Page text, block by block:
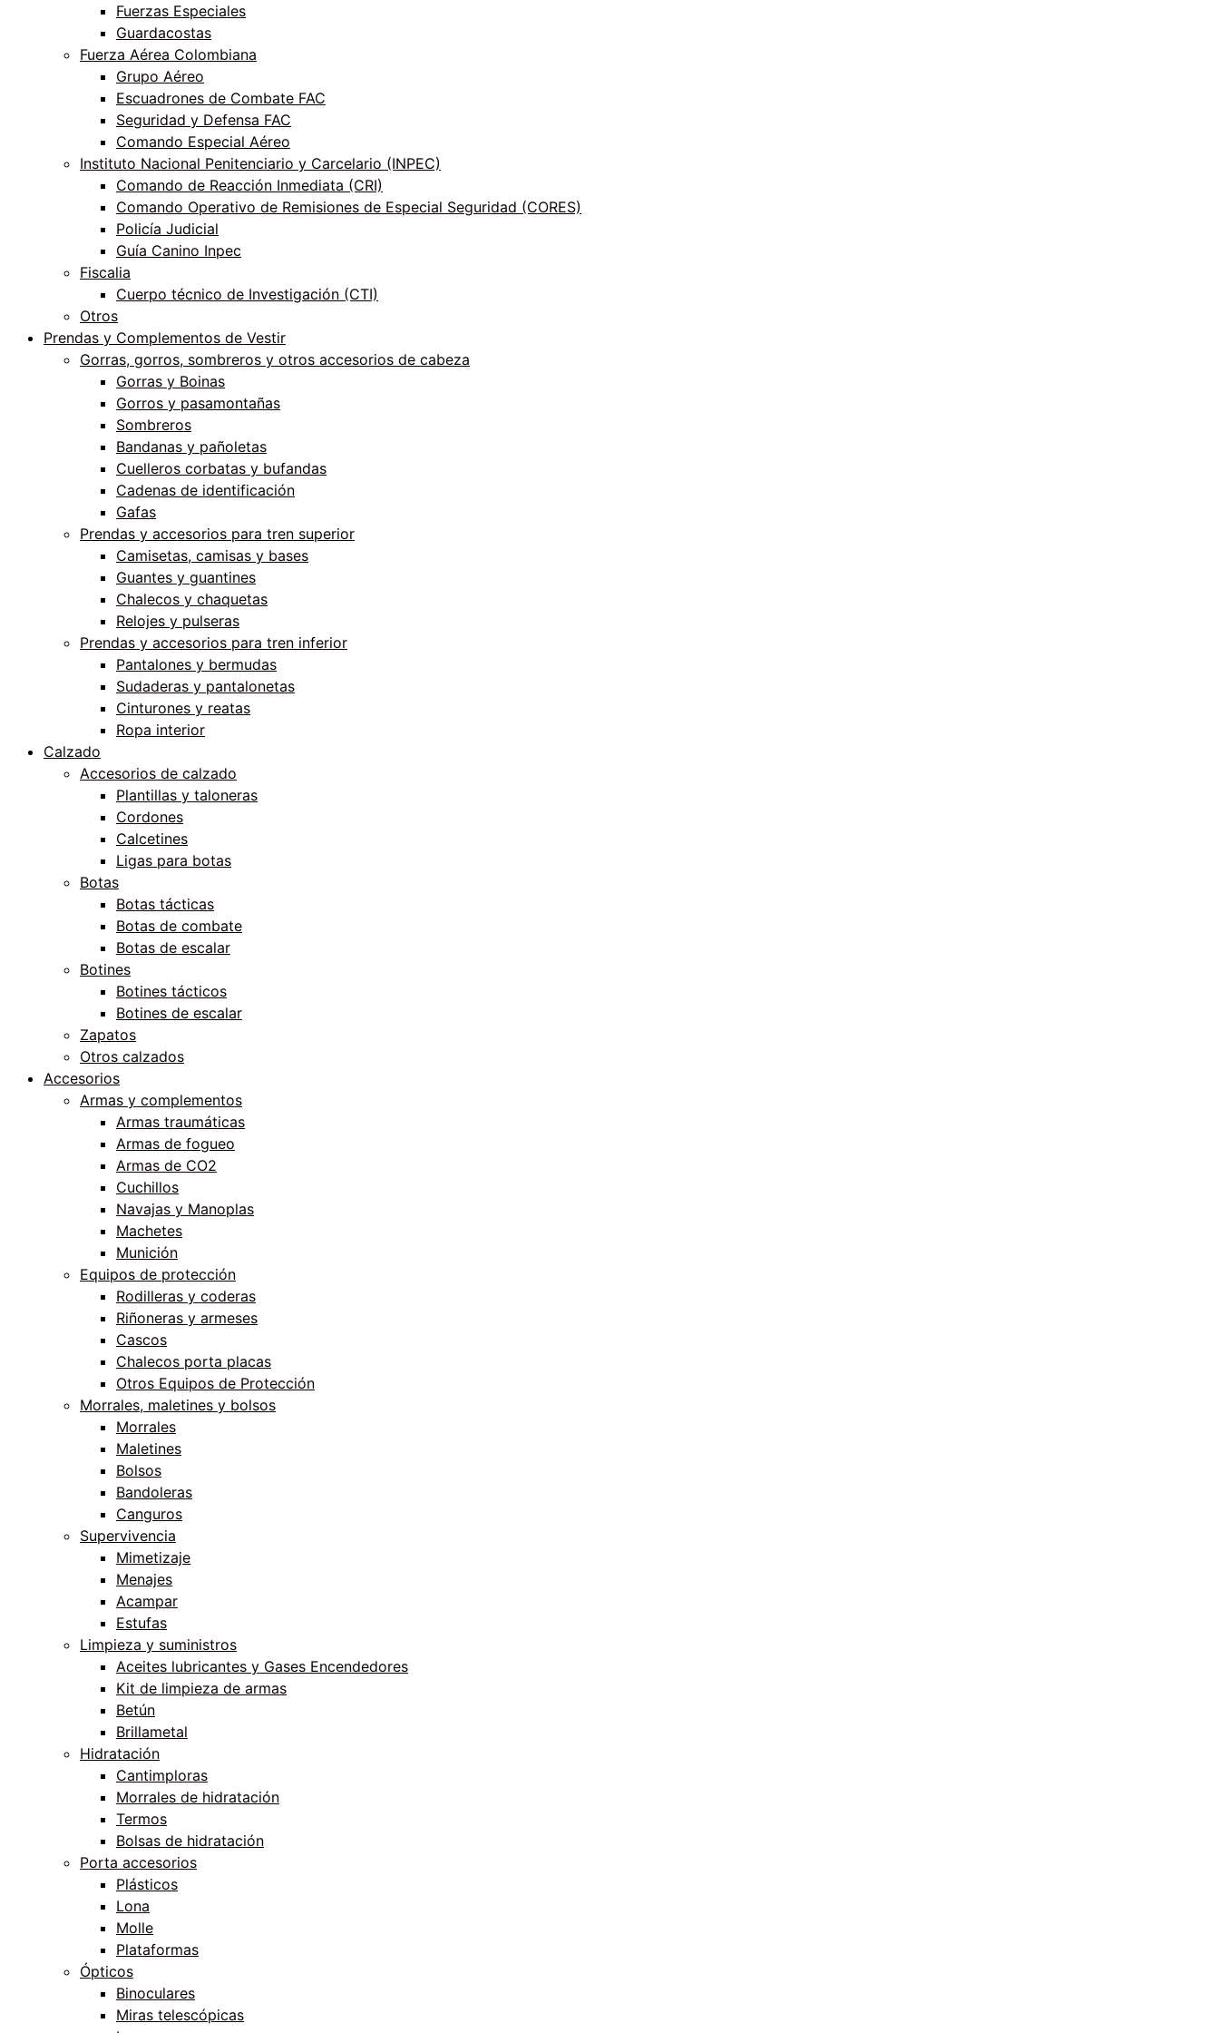
Fuerzas Especiales
Guardacostas
Fuerza Aérea Colombiana
Grupo Aéreo
Escuadrones de Combate FAC
Seguridad y Defensa FAC
Comando Especial Aéreo
Instituto Nacional Penitenciario y Carcelario (INPEC)
Comando de Reacción Inmediata (CRI)
Comando Operativo de Remisiones de Especial Seguridad (CORES)
Policía Judicial
Guía Canino Inpec
Fiscalia
Cuerpo técnico de Investigación (CTI)
Otros
Prendas y Complementos de Vestir
Gorras, gorros, sombreros y otros accesorios de cabeza
Gorras y Boinas
Gorros y pasamontañas
Sombreros
Bandanas y pañoletas
Cuelleros corbatas y bufandas
Cadenas de identificación
Gafas
Prendas y accesorios para tren superior
Camisetas, camisas y bases
Guantes y guantines
Chalecos y chaquetas
Relojes y pulseras
Prendas y accesorios para tren inferior
Pantalones y bermudas
Sudaderas y pantalonetas
Cinturones y reatas
Ropa interior
Calzado
Accesorios de calzado
Plantillas y taloneras
Cordones
Calcetines
Ligas para botas
Botas
Botas tácticas
Botas de combate
Botas de escalar
Botines
Botines tácticos
Botines de escalar
Zapatos
Otros calzados
Accesorios
Armas y complementos
Armas traumáticas
Armas de fogueo
Armas de CO2
Cuchillos
Navajas y Manoplas
Machetes
Munición
Equipos de protección
Rodilleras y coderas
Riñoneras y armeses
Cascos
Chalecos porta placas
Otros Equipos de Protección
Morrales, maletines y bolsos
Morrales
Maletines
Bolsos
Bandoleras
Canguros
Supervivencia
Mimetizaje
Menajes
Acampar
Estufas
Limpieza y suministros
Aceites lubricantes y Gases Encendedores
Kit de limpieza de armas
Betún
Brillametal
Hidratación
Cantimploras
Morrales de hidratación
Termos
Bolsas de hidratación
Porta accesorios
Plásticos
Lona
Molle
Plataformas
Ópticos
Binoculares
Miras telescópicas